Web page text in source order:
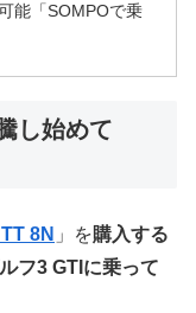
能「SOMPOで乗
し始めて
8N 」を購入する
フ3 GTIに乗って